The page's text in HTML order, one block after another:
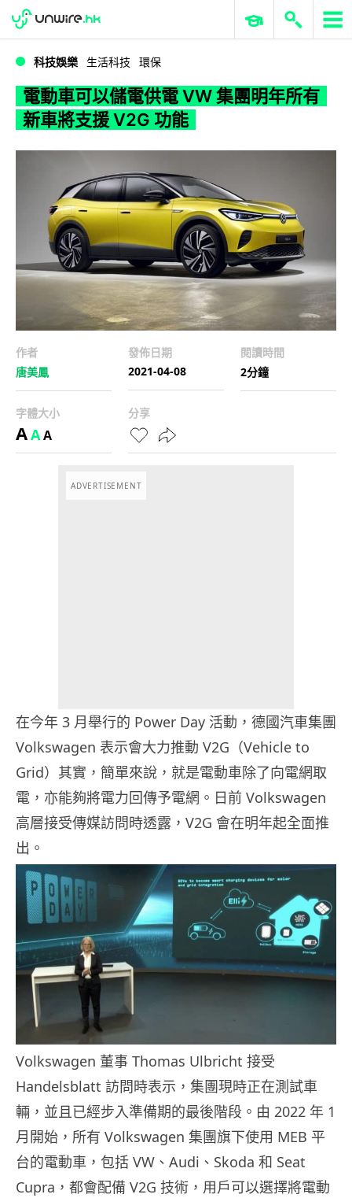
WWDC 2026 ERP 與商業 AI
科技娛樂 生活科技 環保
電動車可以儲電供電 VW 集團明年所有
新車將支援 V2G 功能
作者
唐美鳳
發佈日期
2021-04-08
閱讀時間
2分鐘
字體大小
AAA
分享
ADVERTISEMENT
在今年 3 月舉行的 Power Day 活動，德國汽車集團
Volkswagen 表示會大力推動 V2G（Vehicle to
Grid）其實，簡單來說，就是電動車除了向電網取
電，亦能夠將電力回傳予電網。日前 Volkswagen
高層接受傳媒訪問時透露，V2G 會在明年起全面推
出。
Volkswagen 董事 Thomas Ulbricht 接受
Handelsblatt 訪問時表示，集團現時正在測試車
輛，並且已經步入準備期的最後階段。由 2022 年 1
月開始，所有 Volkswagen 集團旗下使用 MEB 平
台的電動車，包括 VW、Audi、Skoda 和 Seat
Cupra，都會配備 V2G 技術，用戶可以選擇將電動